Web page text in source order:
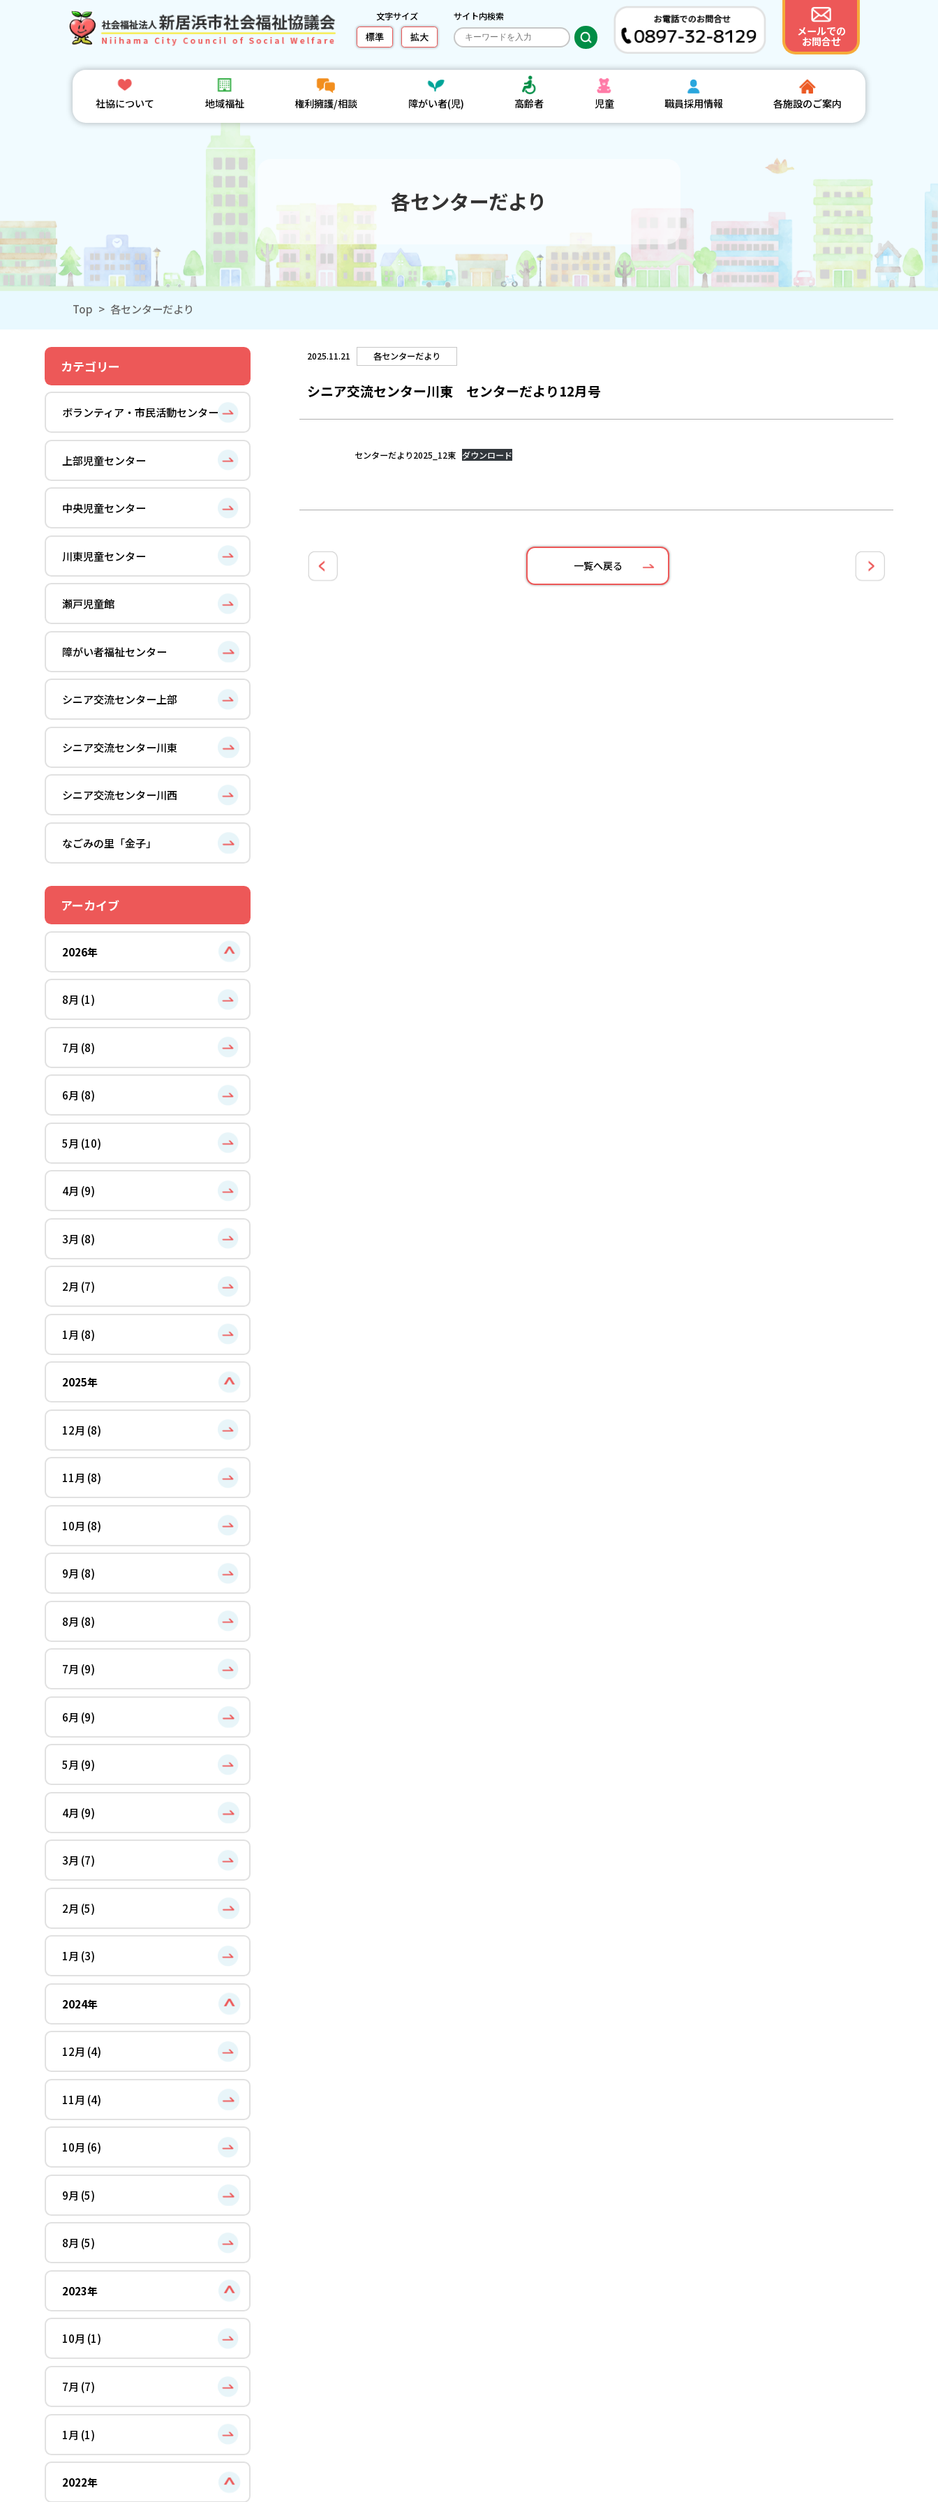
文字サイズ
標準 拡大
サイト内検索
メールでの
お問合せ
社協について 地域福祉 権利擁護/相談 障がい者(児) 高齢者 児童 職員採用情報 各施設のご案内
各センターだより
Top > 各センターだより
カテゴリー
ボランティア・市民活動センター
上部児童センター
中央児童センター
川東児童センター
瀬戸児童館
障がい者福祉センター
シニア交流センター上部
シニア交流センター川東
シニア交流センター川西
なごみの里「金子」
アーカイブ
2026年
8月 (1)
7月 (8)
6月 (8)
5月 (10)
4月 (9)
3月 (8)
2月 (7)
1月 (8)
2025年
12月 (8)
11月 (8)
10月 (8)
9月 (8)
8月 (8)
7月 (9)
6月 (9)
5月 (9)
4月 (9)
3月 (7)
2月 (5)
1月 (3)
2024年
12月 (4)
11月 (4)
10月 (6)
9月 (5)
8月 (5)
2023年
10月 (1)
7月 (7)
1月 (1)
2022年
2025.11.21 各センターだより
シニア交流センター川東 センターだより12月号
センターだより2025_12東 ダウンロード
一覧へ戻る